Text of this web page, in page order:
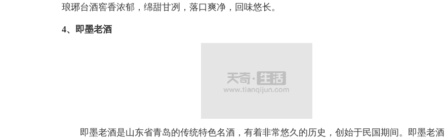
琅琊台酒窖香浓郁，绵甜甘冽，落口爽净，回味悠长。
4、即墨老酒
即墨老酒是山东省青岛的传统特色名酒，有着非常悠久的历史，创始于民国期间。即墨老酒